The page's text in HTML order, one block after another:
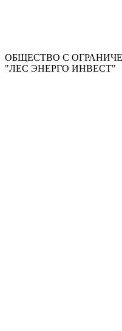
ОБЩЕСТВО С
"ЛЕС ЭНЕРГО ИНВЕСТ"